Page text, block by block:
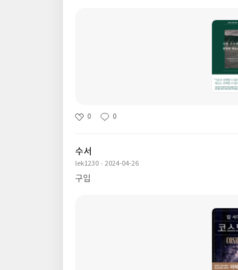
0 0
수서
lek1230 2024-04-26
구입